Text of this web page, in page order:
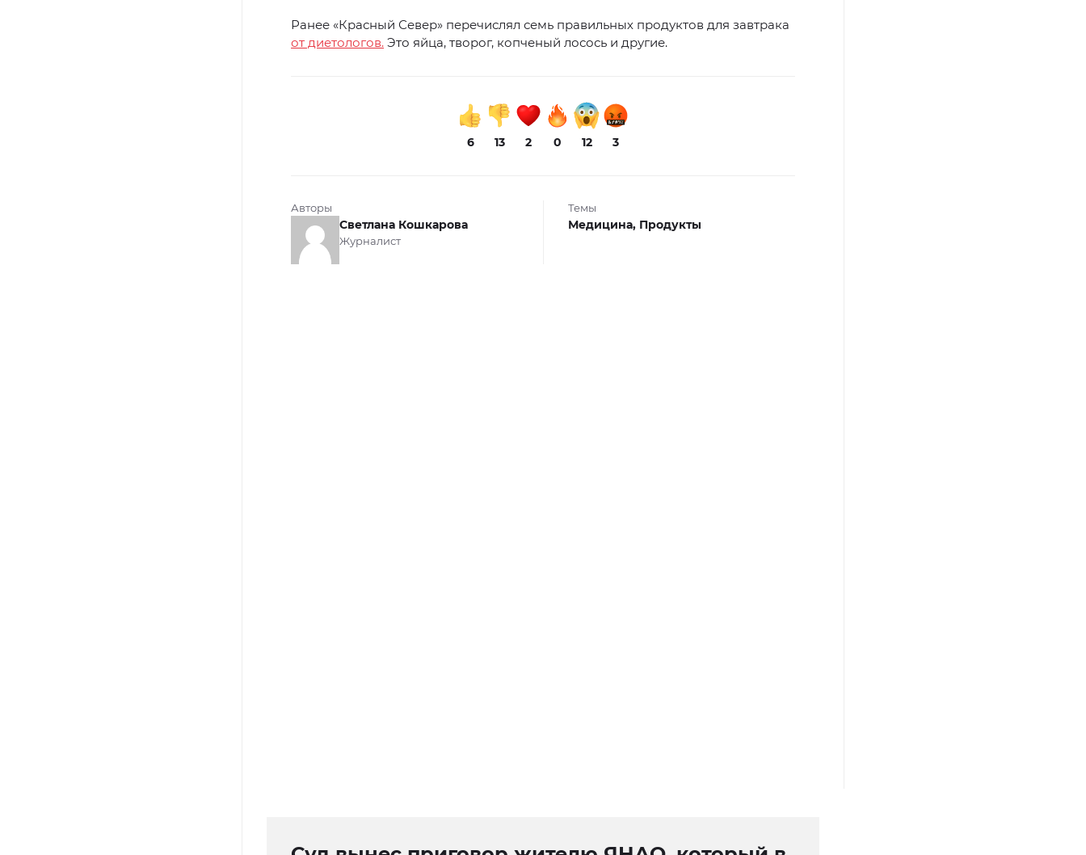
Ранее «Красный Север» перечислял семь правильных продуктов для завтрака
от диетологов. Это яйца, творог, копченый лосось и другие.
6 13 2 0 12 3
Авторы
Светлана Кошкарова
Журналист
Темы
Медицина, Продукты